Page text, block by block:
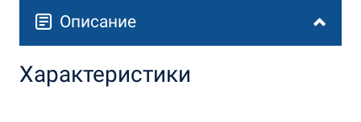
Описание
Характеристики